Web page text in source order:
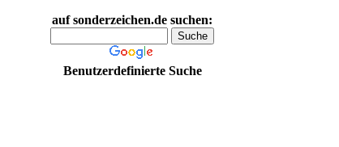
auf sonderzeichen.de suchen:
Benutzerdefinierte Suche